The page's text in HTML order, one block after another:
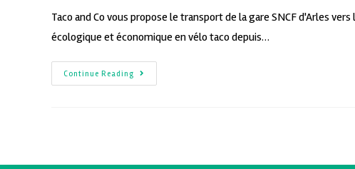
Taco and Co vous propose le transport de la gare SNCF d'Arles
écologique et économique en vélo taco depuis…
Continue Reading